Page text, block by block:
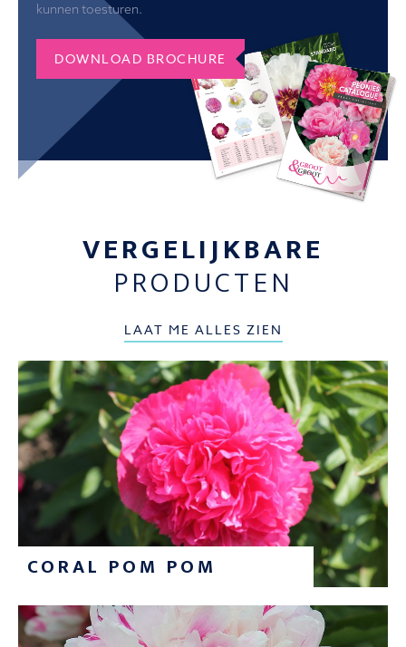
kunnen toesturen.
DOWNLOAD BROCHURE
VERGELIJKBARE
PRODUCTEN
LAAT ME ALLES ZIEN
CORAL POM POM